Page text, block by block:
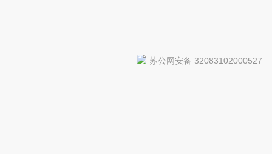
苏公网安备 32083102000527